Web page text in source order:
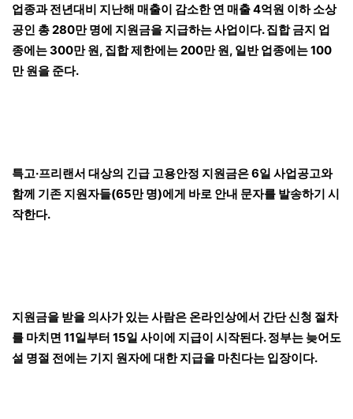
업종과 전년대비 지난해 매출이 감소한 연 매출 4억원 이하 소상
공인 총 280만 명에 지원금을 지급하는 사업이다. 집합 금지 업
종에는 300만 원, 집합 제한에는 200만 원, 일반 업종에는 100
만 원을 준다.
특고·프리랜서 대상의 긴급 고용안정 지원금은 6일 사업공고와
함께 기존 지원자들(65만 명)에게 바로 안내 문자를 발송하기 시
작한다.
지원금을 받을 의사가 있는 사람은 온라인상에서 간단 신청 절차
를 마치면 11일부터 15일 사이에 지급이 시작된다. 정부는 늦어도
설 명절 전에는 기지 원자에 대한 지급을 마친다는 입장이다.